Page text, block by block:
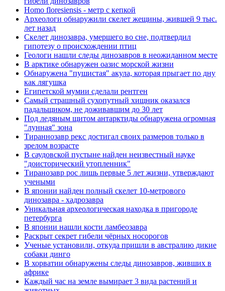
Homo floresiensis - метр с кепкой
Археологи обнаружили скелет жещины, жившей 9 тыс.
лет назад
Скелет динозавра, умершего во сне, подтвердил
гипотезу о происхождении птиц
Геологи нашли следы динозавров в неожиданном месте
В арктике обнаружен оазис морской жизни
Обнаружена "пушистая" акула, которая прыгает по дну
как лягушка
Египетской мумии сделали рентген
Самый страшный сухопутный хищник оказался
падальщиком, не доживавшим до 30 лет
Под ледяным щитом антарктиды обнаружена огромная
"лунная" зона
Тираннозавр рекс достигал своих размеров только в
зрелом возрасте
В саудовской пустыне найден неизвестный науке
"доисторический утопленник"
Тиранозавр рос лишь первые 5 лет жизни, утверждают
учеными
В японии найден полный скелет 10-метрового
динозавра - хадрозавра
Уникальная археологическая находка в пригороде
петербурга
В японии нашли кости ламбеозавра
Раскрыт секрет гибели чёрных носорогов
Ученые установили, откуда пришли в австралию дикие
собаки динго
В хорватии обнаружены следы динозавров, живших в
африке
Каждый час на земле вымирает 3 вида растений и